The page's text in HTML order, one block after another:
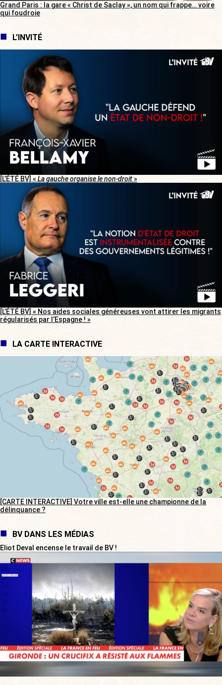
Grand Paris : la gare « Christ de Saclay », un nom qui frappe… voire
qui foudroie
L'INVITÉ
[L’ÉTÉ BV] « La gauche organise le non-droit»
[L’ÉTÉ BV] « Nos aides sociales généreuses vont attirer les migrants
régularisés par l’Espagne ! »
LA CARTE INTERACTIVE
[CARTE INTERACTIVE] Votre ville est-elle une championne de la
délinquance ?
BV DANS LES MÉDIAS
Eliot Deval encense le travail de BV !